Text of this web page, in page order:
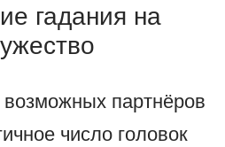
гадания на
возможных партнёров
число головок